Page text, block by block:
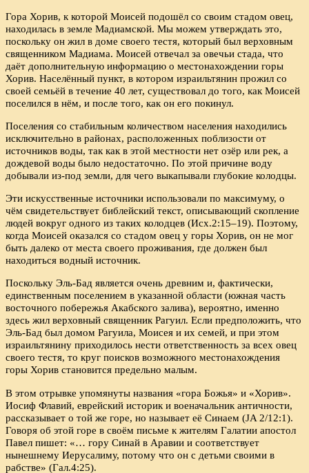
Гора Хорив, к которой Моисей подошёл со своим стадом овец,
находилась в земле Мадиамской. Мы можем утверждать это,
поскольку он жил в доме своего тестя, который был верховным
священником Мадиама. Моисей отвечал за овечьи стада, что
даёт дополнительную информацию о местонахождении горы
Хорив. Населённый пункт, в котором израильтянин прожил со
своей семьёй в течение 40 лет, существовал до того, как Моисей
поселился в нём, и после того, как он его покинул.
Поселения со стабильным количеством населения находились
исключительно в районах, расположенных поблизости от
источников воды, так как в этой местности нет озёр или рек, а
дождевой воды было недостаточно. По этой причине воду
добывали из-под земли, для чего выкапывали глубокие колодцы.
Эти искусственные источники использовали по максимуму, о
чём свидетельствует библейский текст, описывающий скопление
людей вокруг одного из таких колодцев (Исх.2:15–19). Поэтому,
когда Моисей оказался со стадом овец у горы Хорив, он не мог
быть далеко от места своего проживания, где должен был
находиться водный источник.
Поскольку Эль-Бад является очень древним и, фактически,
единственным поселением в указанной области (южная часть
восточного побережья Акабского залива), вероятно, именно
здесь жил верховный священник Рагуил. Если предположить, что
Эль-Бад был домом Рагуила, Моисея и их семей, и при этом
израильтянину приходилось нести ответственность за всех овец
своего тестя, то круг поисков возможного местонахождения
горы Хорив становится предельно малым.
В этом отрывке упомянуты названия «гора Божья» и «Хорив».
Иосиф Флавий, еврейский историк и военачальник античности,
рассказывает о той же горе, но называет её Синаем (JA 2/12:1).
Говоря об этой горе в своём письме к жителям Галатии апостол
Павел пишет: «… гору Синай в Аравии и соответствует
нынешнему Иерусалиму, потому что он с детьми своими в
рабстве» (Гал.4:25).